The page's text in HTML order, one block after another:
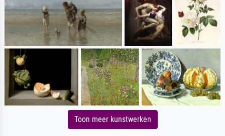
Toon meer kunstwerken